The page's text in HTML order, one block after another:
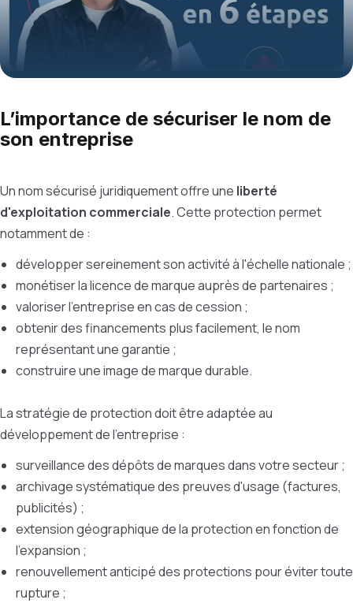
L’importance de sécuriser le nom de
son entreprise
Un nom sécurisé juridiquement offre une liberté
d'exploitation commerciale. Cette protection permet
notamment de :
développer sereinement son activité à l'échelle nationale ;
monétiser la licence de marque auprès de partenaires ;
valoriser l'entreprise en cas de cession ;
obtenir des financements plus facilement, le nom
représentant une garantie ;
construire une image de marque durable.
La stratégie de protection doit être adaptée au
développement de l'entreprise :
surveillance des dépôts de marques dans votre secteur ;
archivage systématique des preuves d'usage (factures,
publicités) ;
extension géographique de la protection en fonction de
l'expansion ;
renouvellement anticipé des protections pour éviter toute
rupture ;